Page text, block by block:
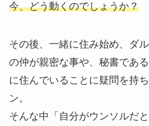
今、どう動くのでしょうか？
その後、一緒に住み始め、ダ
の仲が親密な事や、秘書であ
に住んでいることに疑問を持
ン。
そんな中「自分がウンソルだ